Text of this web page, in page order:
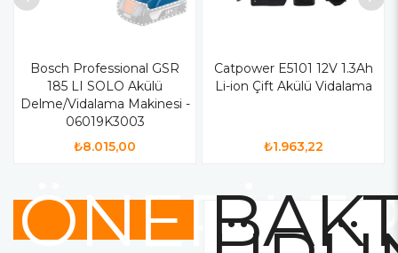
Bosch Professional GSR
185 LI SOLO Akülü
Delme/Vidalama Makinesi -
06019K3003
₺8.015,00
Catpower E5101 12V 1.3Ah
Li-ion Çift Akülü Vidalama
₺1.963,22